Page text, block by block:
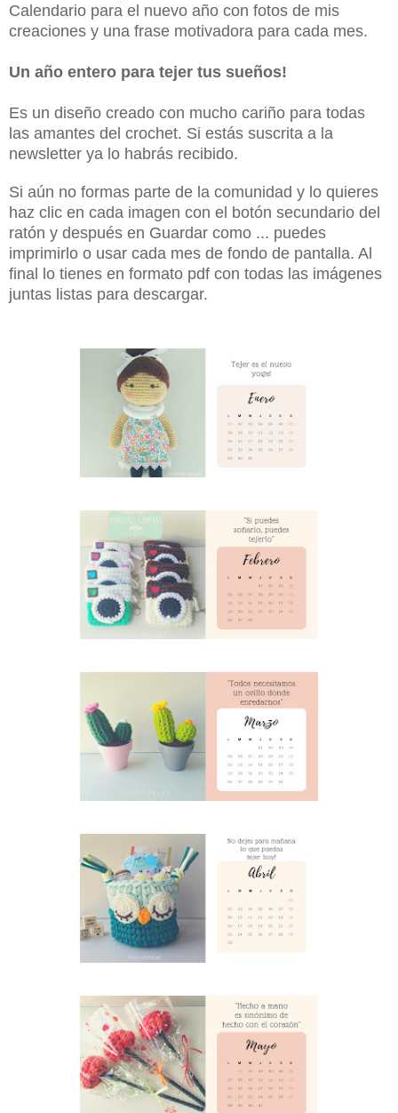
Calendario para el nuevo año con fotos de mis
creaciones y una frase motivadora para cada mes.
Un año entero para tejer tus sueños!
Es un diseño creado con mucho cariño para todas
las amantes del crochet. Si estás suscrita a la
newsletter ya lo habrás recibido.
Si aún no formas parte de la comunidad y lo quieres
haz clic en cada imagen con el botón secundario del
ratón y después en Guardar como ... puedes
imprimirlo o usar cada mes de fondo de pantalla. Al
final lo tienes en formato pdf con todas las imágenes
juntas listas para descargar.